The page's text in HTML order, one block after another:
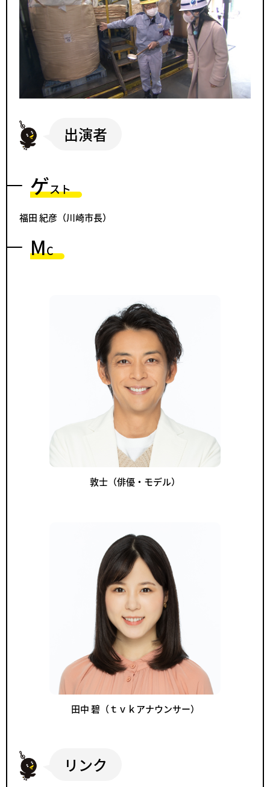
出演者
ゲスト
福田 紀彦（川崎市長）
MC
敦士（俳優・モデル）
田中 碧（ｔｖｋアナウンサー）
リンク